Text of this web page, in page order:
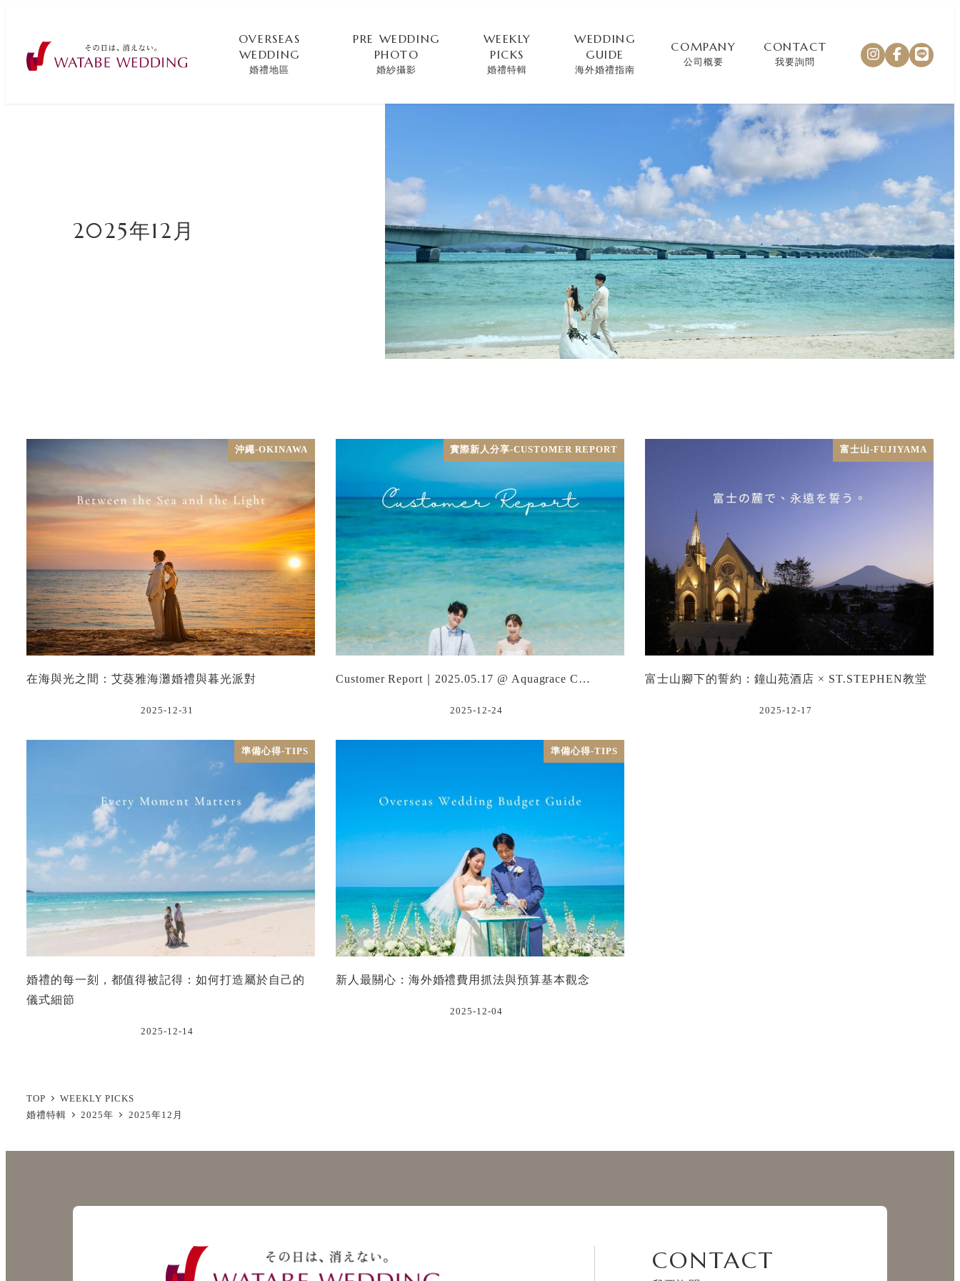
OVERSEAS
WEDDING
婚禮地區
PRE WEDDING
PHOTO
婚紗攝影
WEEKLY
PICKS
婚禮特輯
WEDDING
GUIDE
海外婚禮指南
COMPANY
公司概要
CONTACT
我要詢問
2025年12月
沖繩-OKINAWA
在海與光之間：艾葵雅海灘婚禮與暮光派對
2025-12-31
實際新人分享-CUSTOMER REPORT
Customer Report｜2025.05.17 @ Aquagrace C…
2025-12-24
富士山-FUJIYAMA
富士山腳下的誓約：鐘山苑酒店 × ST.STEPHEN教堂
2025-12-17
準備心得-TIPS
婚禮的每一刻，都值得被記得：如何打造屬於自己的
儀式細節
2025-12-14
準備心得-TIPS
新人最關心：海外婚禮費用抓法與預算基本觀念
2025-12-04
TOP
WEEKLY PICKS
婚禮特輯
2025年 2025年12月
CONTACT